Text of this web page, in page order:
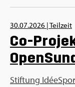
30.07.2026 |Teilzeit
Co-
Stiftung